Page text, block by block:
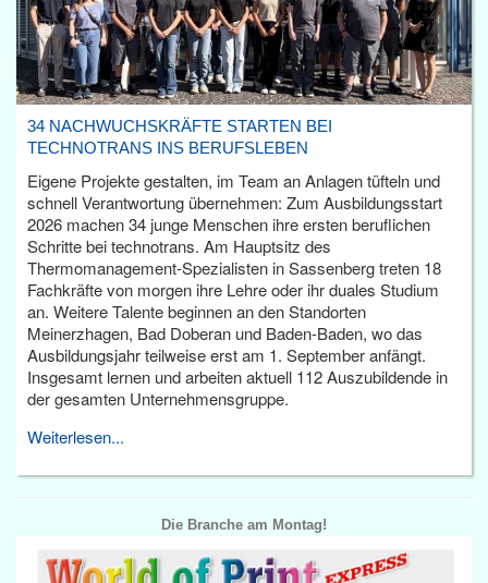
34 NACHWUCHSKRÄFTE STARTEN BEI
TECHNOTRANS INS BERUFSLEBEN
Eigene Projekte gestalten, im Team an Anlagen tüfteln und
schnell Verantwortung übernehmen: Zum Ausbildungsstart
2026 machen 34 junge Menschen ihre ersten beruflichen
Schritte bei technotrans. Am Hauptsitz des
Thermomanagement-Spezialisten in Sassenberg treten 18
Fachkräfte von morgen ihre Lehre oder ihr duales Studium
an. Weitere Talente beginnen an den Standorten
Meinerzhagen, Bad Doberan und Baden-Baden, wo das
Ausbildungsjahr teilweise erst am 1. September anfängt.
Insgesamt lernen und arbeiten aktuell 112 Auszubildende in
der gesamten Unternehmensgruppe.
Weiterlesen...
Die Branche am Montag!